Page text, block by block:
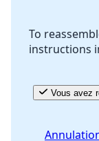
To
instructions
Vous avez